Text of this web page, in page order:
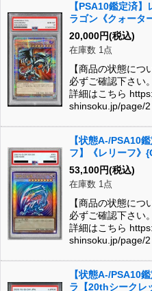
【PSA10鑑定済
ラゴン《クォータ
{QCLP-JP005}
20,000円(税込)
在庫数 1点
【商品の状態に
必ずご確認下さい
詳細はこちら
shinsoku.jp/page/
【状態A-/PSA10
フ】《レリーフ》
53,100円(税込)
在庫数 1点
【商品の状態に
必ずご確認下さい
詳細はこちら
shinsoku.jp/page/
【状態A-/PSA10
ラ【20thシークレ